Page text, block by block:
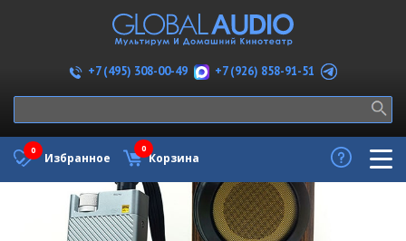
+7 (495) 308-00-49 +7 (926) 858-91-51
Избранное
0
Корзина
0